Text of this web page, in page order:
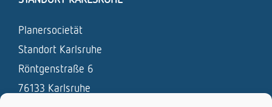
Planersocietät
Standort Karlsruhe
Röntgenstraße 6
76133 Karlsruhe